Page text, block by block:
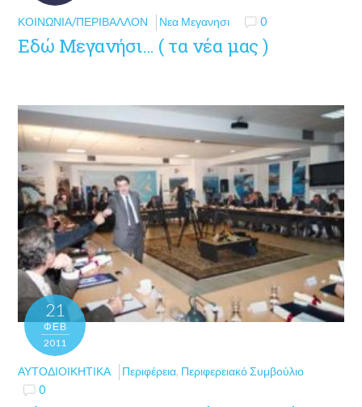
ΚΟΙΝΩΝΊΑ/ΠΕΡΙΒΆΛΛΟΝ Νεα Μεγανησι 0
Εδώ Μεγανήσι… ( τα νέα μας )
21
ΦΕΒ
2011
ΑΥΤΟΔΙΟΙΚΗΤΙΚΆ Περιφέρεια, Περιφερειακό Συμβούλιο
0